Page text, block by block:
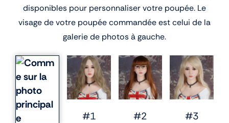
disponibles pour personnaliser votre poupée. Le
visage de votre poupée commandée est celui de la
galerie de photos à gauche.
#1 #2 #3